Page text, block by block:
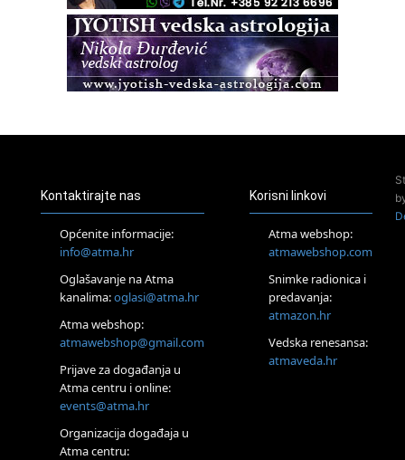
Access BARS®, otpusti stres
Access Energetski Facelift®
Tečaj Višeg Vodstva, razvijanja intuicije i Akaša zapisa
26.08.
Postanite Nositelj Vibracije Nove Zemlje
Visoko
Alemka Dauskardt – Jednodnevna radionica sistemskih
Zagreb
HOD PO ŽERAVICI – Seminar koji mijenja tijelo, duh i um
SoulFest – Festival glazbe, mudrosti i zajedništva
Radoboj
Noćna šumska kupka
Kontaktirajte nas
Općenite informacije:
info@atma.hr
Oglašavanje na Atma
kanalima:oglasi@atma.hr
Atma webshop:
atmawebshop@gmail.com
Prijave za događanja u
Atma centru i online:
events@atma.hr
Organizacija događaja u
Atma centru:
Korisni linkovi
Atma webshop:
atmawebshop.com
Snimke radionica i
predavanja:
atmazon.hr
Vedska renesansa:
atmaveda.hr